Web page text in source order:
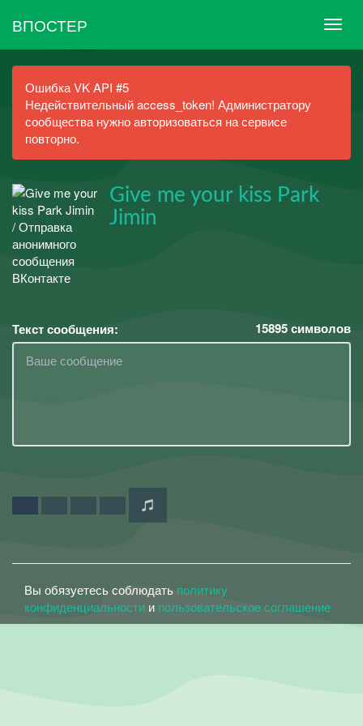
ВПОСТЕР
Ошибка VK API #5
Недействительный access_token! Администратору
сообщества нужно авторизоваться на сервисе
повторно.
Give me your kiss Park
Jimin
Текст сообщения: 15895символов
Вы обязуетесь соблюдать политику
конфиденциальности и пользовательское соглашение